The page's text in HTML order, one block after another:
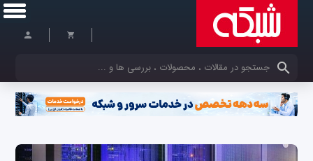
کلمات کلیدی خود را وارد کنید